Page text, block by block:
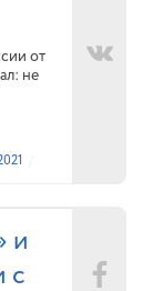
от
не
и
с